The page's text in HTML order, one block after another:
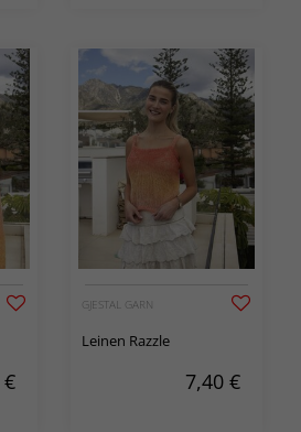
€
GJESTAL GARN
Leinen Razzle
7,40 €